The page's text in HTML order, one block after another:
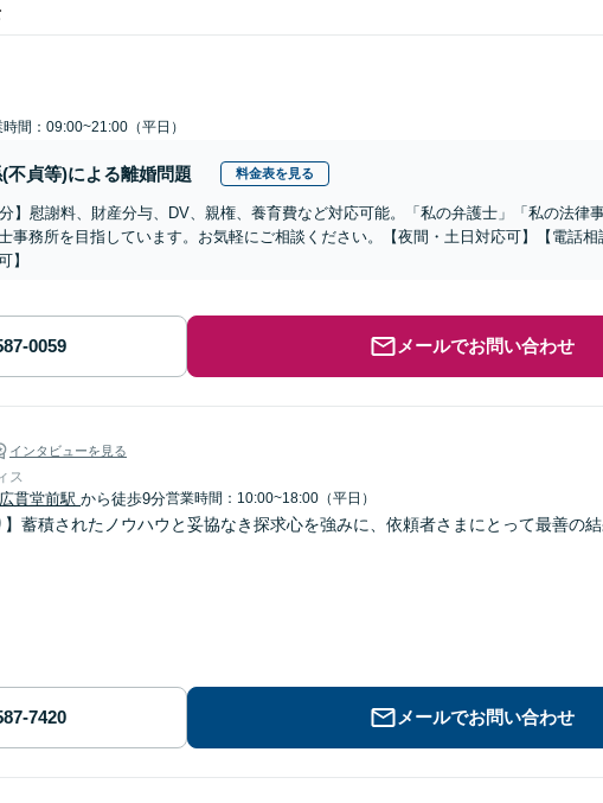
間：09:00~21:00（平日）
不貞等)による離婚問題 料金表を見る
分】慰謝料、財産分与、DV、親権、養育費など対応可能。「私の弁護士」「私の法律
事務所を目指しています。お気軽にご相談ください。【夜間・土日対応可】【電話相
】
メールでお問い合わせ
インタビューを見る
ス
広貫堂前駅 から徒歩9分営業時間：10:00~18:00（平日）
】蓄積されたノウハウと妥協なき探求心を強みに、依頼者さまにとって最善の結
メールでお問い合わせ